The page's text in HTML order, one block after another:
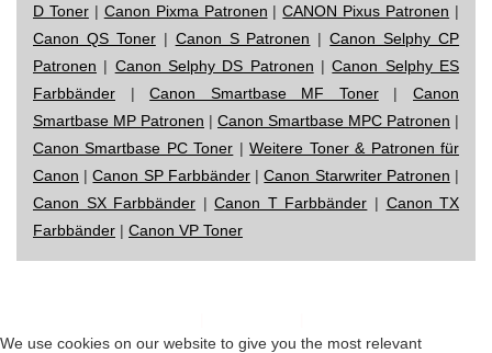
D Toner| Canon Pixma Patronen |CANON Pixus Patronen |
Canon QS Toner| Canon S Patronen |Canon Selphy CP
Patronen | Canon Selphy DS Patronen |Canon Selphy ES
Farbbänder |Canon Smartbase MF Toner|Canon
Smartbase MP Patronen | Canon Smartbase MPC Patronen |
Canon Smartbase PC Toner |Weitere Toner & Patronen für
Canon |Canon SP Farbbänder|Canon Starwriter Patronen |
Canon SX Farbbänder |Canon T Farbbänder | Canon TX
Farbbänder | Canon VP Toner
We use cookies on our website to give you the most relevant